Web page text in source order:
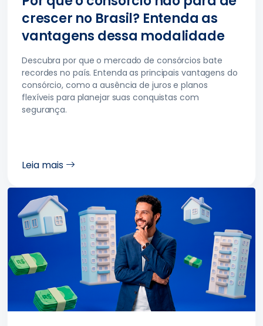
crescer no Brasil? Entenda as
vantagens dessa modalidade
Descubra por que o mercado de consórcios bate
recordes no país. Entenda as principais vantagens do
consórcio, como a ausência de juros e planos
flexíveis para planejar suas conquistas com
segurança.
Leia mais